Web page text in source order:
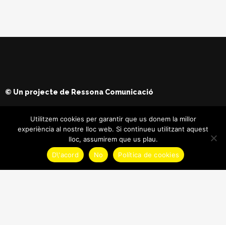
© Un projecte de Ressona Comunicació
Utilitzem cookies per garantir que us donem la millor
experiència al nostre lloc web. Si continueu utilitzant aquest
lloc, assumirem que us plau.
D\'acord
No Política de cookies